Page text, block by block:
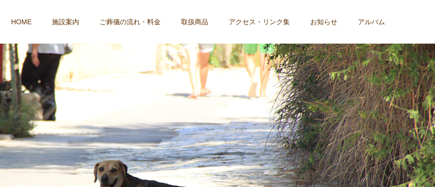
HOME 施設案内 ご葬儀の流れ・料金 取扱商品 アクセス・リンク集 お知らせ アルバム